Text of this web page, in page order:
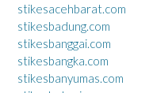
stikesacehbarat.com
stikesbadung.com
stikesbanggai.com
stikesbangka.com
stikesbanyumas.com